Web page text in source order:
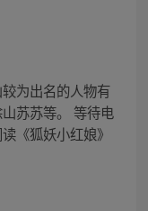
为出名的人物有
苏苏等。 等待电
《狐妖小红娘》